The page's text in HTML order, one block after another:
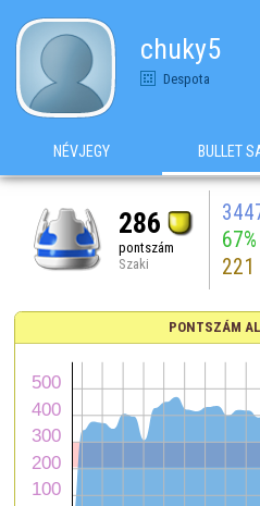
chuky5
Despota
NÉVJEGY BULLET
286
pontszám
Szaki
67%
221
PONTSZÁM